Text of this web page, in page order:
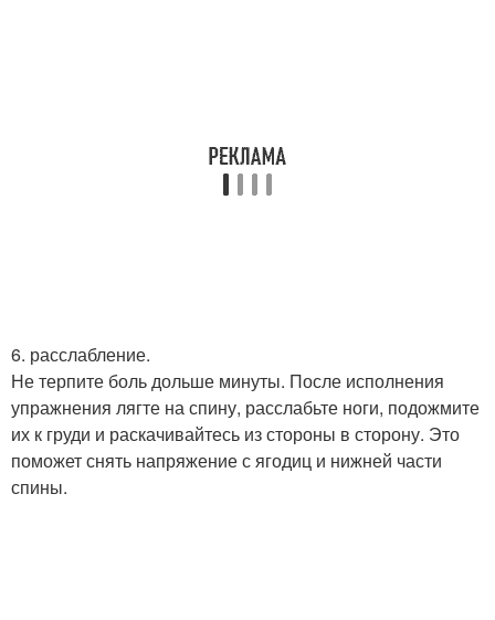
6. расслабление.
Не терпите боль дольше минуты. После исполнения
упражнения лягте на спину, расслабьте ноги, подожмите
их к груди и раскачивайтесь из стороны в сторону. Это
поможет снять напряжение с ягодиц и нижней части
спины.